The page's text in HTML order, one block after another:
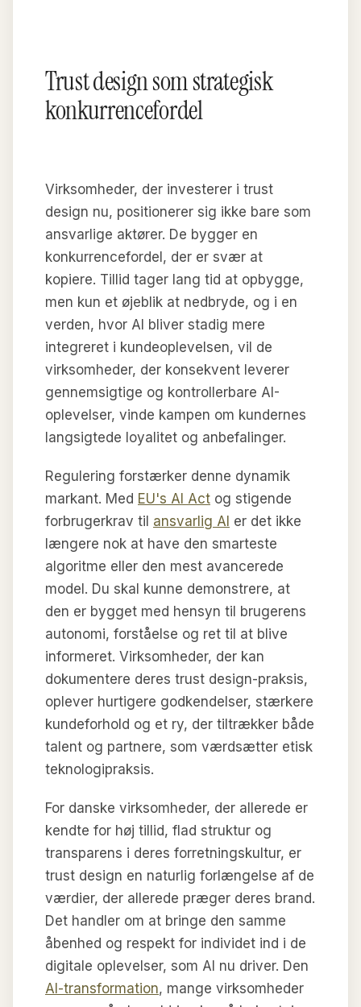
Trust design som strategisk
konkurrencefordel
Virksomheder, der investerer i trust
design nu, positionerer sig ikke bare som
ansvarlige aktører. De bygger en
konkurrencefordel, der er svær at
kopiere. Tillid tager lang tid at opbygge,
men kun et øjeblik at nedbryde, og i en
verden, hvor AI bliver stadig mere
integreret i kundeoplevelsen, vil de
virksomheder, der konsekvent leverer
gennemsigtige og kontrollerbare AI-
oplevelser, vinde kampen om kundernes
langsigtede loyalitet og anbefalinger.
Regulering forstærker denne dynamik
markant. Med EU's AI Act og stigende
forbrugerkrav til ansvarlig AI er det ikke
længere nok at have den smarteste
algoritme eller den mest avancerede
model. Du skal kunne demonstrere, at
den er bygget med hensyn til brugerens
autonomi, forståelse og ret til at blive
informeret. Virksomheder, der kan
dokumentere deres trust design-praksis,
oplever hurtigere godkendelser, stærkere
kundeforhold og et ry, der tiltrækker både
talent og partnere, som værdsætter etisk
teknologipraksis.
For danske virksomheder, der allerede er
kendte for høj tillid, flad struktur og
transparens i deres forretningskultur, er
trust design en naturlig forlængelse af de
værdier, der allerede præger deres brand.
Det handler om at bringe den samme
åbenhed og respekt for individet ind i de
digitale oplevelser, som AI nu driver. Den
AI-transformation, mange virksomheder